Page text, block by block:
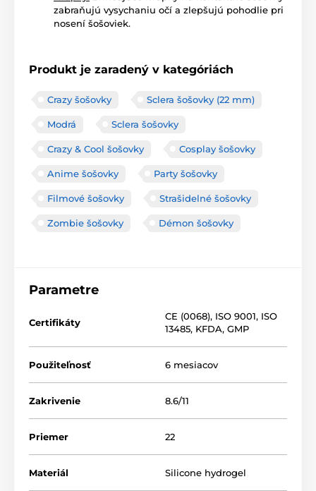
zabraňujú vysychaniu očí a zlepšujú pohodlie pri
nosení šošoviek.
Produkt je zaradený v kategóriách
Crazy šošovky Sclera šošovky (22 mm)
Modrá Sclera šošovky
Crazy & Cool šošovky Cosplay šošovky
Anime šošovky Party šošovky
Filmové šošovky Strašidelné šošovky
Zombie šošovky Démon šošovky
Parametre
Certifikáty
CE (0068), ISO 9001, ISO
13485, KFDA, GMP
Použiteľnosť 6 mesiacov
Zakrivenie 8.6/11
Priemer 22
Materiál Silicone hydrogel